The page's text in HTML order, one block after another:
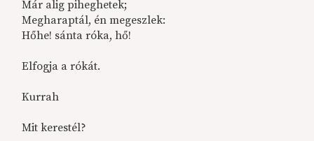
Már alig piheghetek;
Megharaptál, én megeszlek:
Hőhe! sánta róka, hő!
Elfogja a rókát.
Kurrah
Mit kerestél?